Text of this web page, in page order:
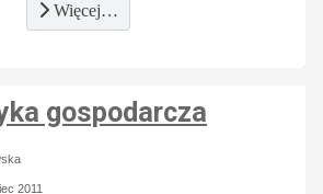
Więcej…
gospodarcza
2011